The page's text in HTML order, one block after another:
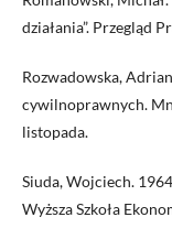
działania”. Przegląd
Rozwadowska,
cywilnoprawnych.
listopada.
Siuda, Wojciech.
Wyższa Szkoła